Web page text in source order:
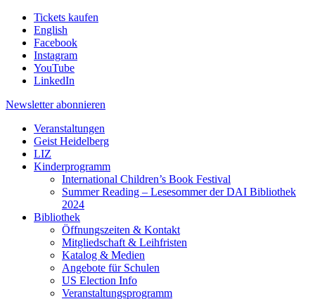
Tickets kaufen
English
Facebook
Instagram
YouTube
LinkedIn
Newsletter abonnieren
Veranstaltungen
Geist Heidelberg
LIZ
Kinderprogramm
International Children’s Book Festival
Summer Reading – Lesesommer der DAI Bibliothek
2024
Bibliothek
Öffnungszeiten & Kontakt
Mitgliedschaft & Leihfristen
Katalog & Medien
Angebote für Schulen
US Election Info
Veranstaltungsprogramm